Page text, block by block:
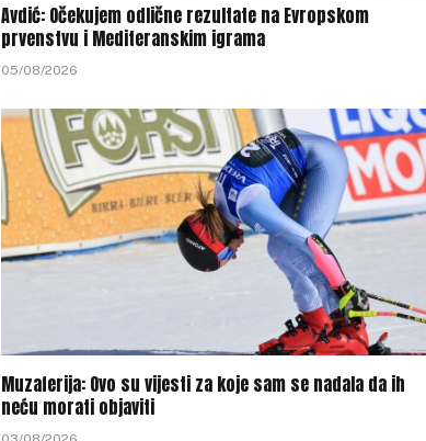
Avdić: Očekujem odlične rezultate na Evropskom
prvenstvu i Mediteranskim igrama
05/08/2026
Muzaferija: Ovo su vijesti za koje sam se nadala da ih
neću morati objaviti